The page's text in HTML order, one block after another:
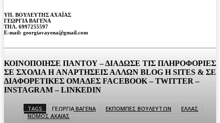
ΥΠ. ΒΟΥΛΕΥΤΗΣ ΑΧΑΪΑΣ
ΓΕΩΡΓΙΑ ΒΑΓΕΝΑ
ΤΗΛ. 6997255597
E-mail: georgiavayena@gmail.com
ΚΟΙΝΟΠΟΙΗΣΕ ΠΑΝΤΟΥ – ΔΙΑΔΩΣΕ ΤΙΣ ΠΛΗΡΟΦΟΡΙΕΣ
ΣΕ ΣΧΟΛΙΑ H ΑΝAΡΤΗΣΕΙΣ ΑΛΛΩΝ BLOG H SITES & ΣΕ
ΔΙΑΦΟΡΕTIKEΣ ΟΜΑΔΕΣ FACEBOOK – TWITTER –
INSTAGRAM – LINKEDIN
TAGS ΓΕΩΡΓΙΑ ΒΑΓΕΝΑ ΕΚΠΟΜΠΕΣ ΒΟΥΛΕΥΤΩΝ
ΕΛΛΑΣ
ΝΟΜΟΣ ΑΧΑΪΑΣ